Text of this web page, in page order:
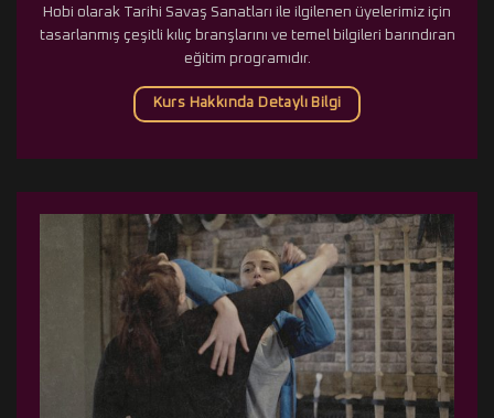
Hobi olarak Tarihi Savaş Sanatları ile ilgilenen üyelerimiz için
tasarlanmış çeşitli kılıç branşlarını ve temel bilgileri barındıran
eğitim programıdır.
Kurs Hakkında Detaylı Bilgi